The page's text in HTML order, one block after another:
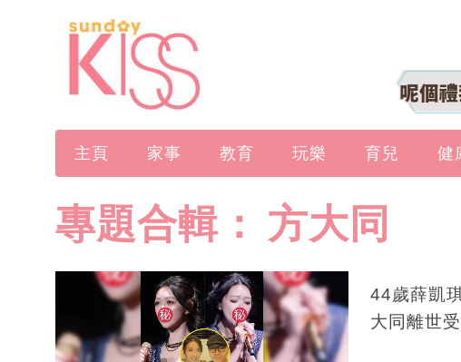
主頁 家事 教育 玩樂 育兒 健
專題合輯： 方大同
44歲薛凱
大同離世